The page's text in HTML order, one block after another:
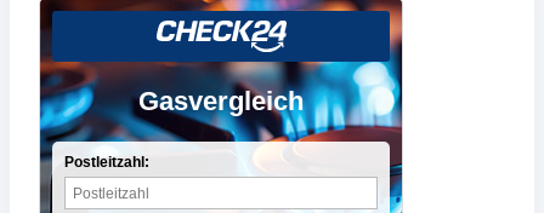
Gasvergleich
Postleitzahl: